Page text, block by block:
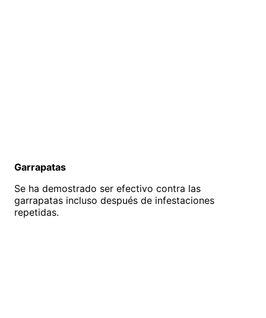
Garrapatas
Se ha demostrado ser efectivo contra las
garrapatas incluso después de infestaciones
repetidas.